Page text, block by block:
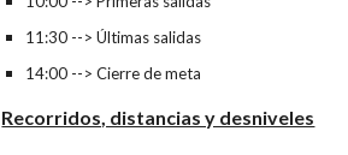
11:30 --> Últimas salidas
14:00 --> Cierre de meta
Recorridos, distancias y desniveles